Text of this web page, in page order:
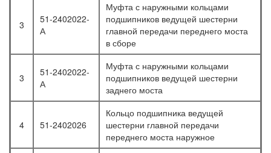
3
51-2402022-
А
Муфта с наружными кольцами
подшипников ведущей шестерни
главной передачи переднего моста
в сборе
3
51-2402022-
А
Муфта с наружными кольцами
подшипников ведущей шестерни
заднего моста
4 51-2402026
Кольцо подшипника ведущей
шестерни главной передачи
переднего моста наружное